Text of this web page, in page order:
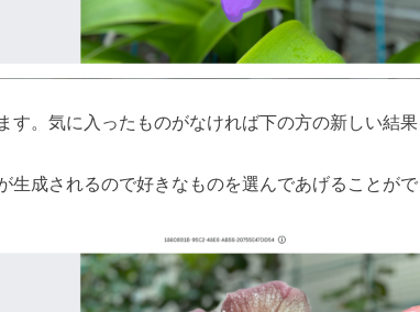
す。気に入ったものがなければ下の方の新しい結
生成されるので好きなものを選んであげることがで